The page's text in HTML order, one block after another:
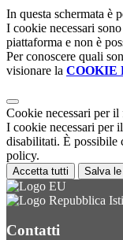
In questa schermata è
I cookie necessari
piattaforma e non è
Per conoscere quali
visionare la COOKIE
Cookie necessari per
I cookie necessari per
disabilitati. È possibile
policy.
Accetta tutti Salva
Contatti